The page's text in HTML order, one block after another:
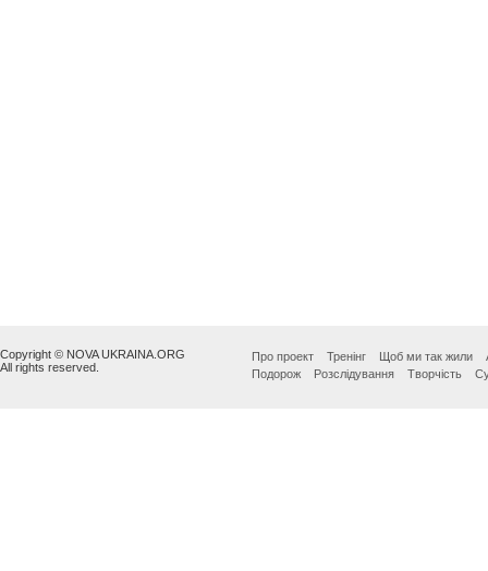
Copyright © NOVA UKRAINA.ORG
All rights reserved.
Про проект Тренінг Щоб ми так жили
Подорож
Розслідування Творчість